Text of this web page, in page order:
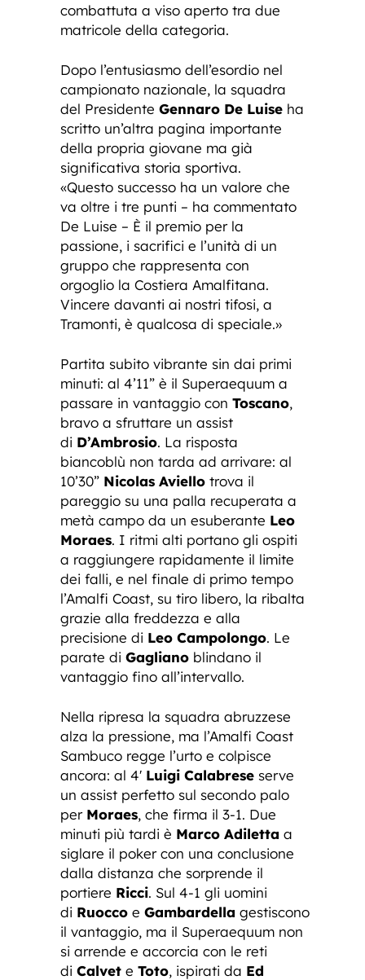
combattuta a viso aperto tra due
matricole della categoria.
Dopo l’entusiasmo dell’esordio nel
campionato nazionale, la squadra
del Presidente Gennaro De Luise ha
scritto un’altra pagina importante
della propria giovane ma già
significativa storia sportiva.
«Questo successo ha un valore che
va oltre i tre punti – ha commentato
De Luise – È il premio per la
passione, i sacrifici e l’unità di un
gruppo che rappresenta con
orgoglio la Costiera Amalfitana.
Vincere davanti ai nostri tifosi, a
Tramonti, è qualcosa di speciale.»
Partita subito vibrante sin dai primi
minuti: al 4’11” è il Superaequum a
passare in vantaggio con Toscano,
bravo a sfruttare un assist
di D’Ambrosio. La risposta
biancoblù non tarda ad arrivare: al
10’30” Nicolas Aviello trova il
pareggio su una palla recuperata a
metà campo da un esuberante Leo
Moraes. I ritmi alti portano gli ospiti
a raggiungere rapidamente il limite
dei falli, e nel finale di primo tempo
l’Amalfi Coast, su tiro libero, la ribalta
grazie alla freddezza e alla
precisione di Leo Campolongo. Le
parate di Gagliano blindano il
vantaggio fino all’intervallo.
Nella ripresa la squadra abruzzese
alza la pressione, ma l’Amalfi Coast
Sambuco regge l’urto e colpisce
ancora: al 4′ Luigi Calabrese serve
un assist perfetto sul secondo palo
per Moraes, che firma il 3-1. Due
minuti più tardi è Marco Adiletta a
siglare il poker con una conclusione
dalla distanza che sorprende il
portiere Ricci. Sul 4-1 gli uomini
di Ruocco e Gambardella gestiscono
il vantaggio, ma il Superaequum non
si arrende e accorcia con le reti
di Calvet e Toto, ispirati da Ed